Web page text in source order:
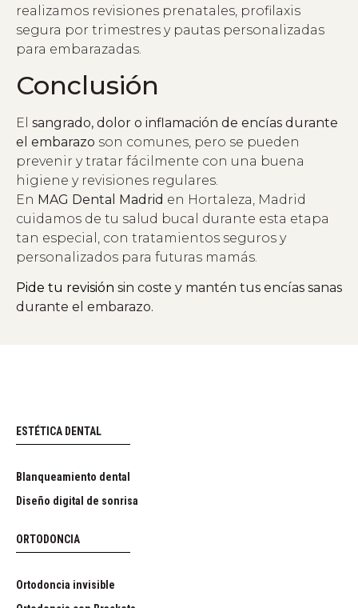
realizamos revisiones prenatales, profilaxis
segura por trimestres y pautas personalizadas
para embarazadas.
Conclusión
El sangrado, dolor o inflamación de encías durante
el embarazo son comunes, pero se pueden
prevenir y tratar fácilmente con una buena
higiene y revisiones regulares.
En MAG Dental Madrid en Hortaleza, Madrid
cuidamos de tu salud bucal durante esta etapa
tan especial, con tratamientos seguros y
personalizados para futuras mamás.
Pide tu revisión sin coste y mantén tus encías sanas
durante el embarazo.
ESTÉTICA DENTAL
Blanqueamiento dental
Diseño digital de sonrisa
ORTODONCIA
Ortodoncia invisible